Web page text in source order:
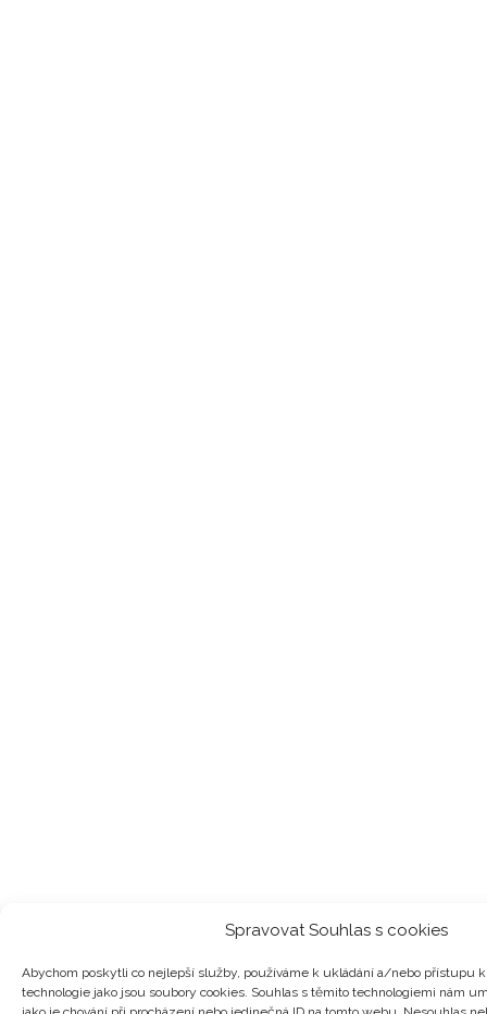
Spravovat Souhlas s cookies
Abychom poskytli co nejlepší služby, používáme k ukládání a/nebo přístupu
technologie jako jsou soubory cookies. Souhlas s těmito technologiemi nám